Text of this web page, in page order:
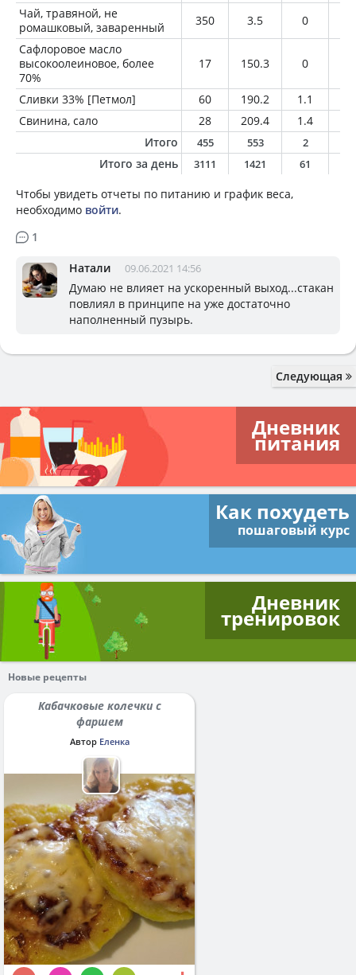
Чай, травяной, не
ромашковый, заваренный
350 3.5 0
Сафлоровое масло
высокоолеиновое, более
70%
17 150.3 0
Сливки 33% [Петмол] 60 190.2 1.1
Свинина, сало
28 209.4 1.4
Итого
455 553 2
Итого за день 3111 1421 61
Чтобы увидеть отчеты по питанию и график веса,
необходимо войти.
1
Натали 09.06.2021 14:56
Думаю не влияет на ускоренный выход...стакан
повлиял в принципе на уже достаточно
наполненный пузырь.
Следующая
Дневник
питания
Как похудеть
пошаговый курс
Дневник
тренировок
Новые рецепты
Кабачковые колечки с
фаршем
Автор Еленка